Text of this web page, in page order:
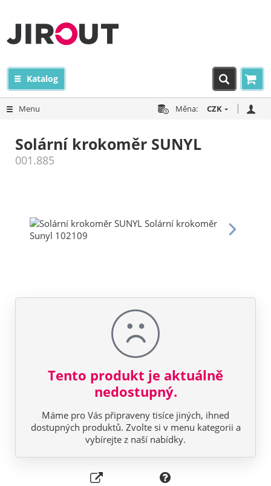
Katalog
Menu Měna: CZK
Solární krokoměr SUNYL
001.885
Tento produkt je aktuálně
nedostupný.
Máme pro Vás připraveny tisíce jiných, ihned
dostupných produktů. Zvolte si v menu kategorii a
vybírejte z naší nabídky.